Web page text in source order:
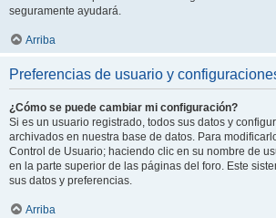
seguramente ayudará.
Arriba
Preferencias de usuario y
¿Cómo se puede cambiar mi configuración?
Si es un usuario registrado, todos sus datos y
archivados en nuestra base de datos. Para
Control de Usuario; haciendo clic en su nombre de
en la parte superior de las páginas del foro. Este
sus datos y preferencias.
Arriba